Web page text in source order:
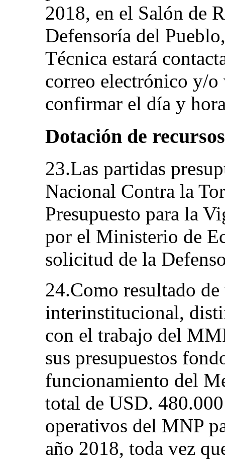
2018, en el Salón de
Defensoría del
Técnica estará
correo electrónico y/
confirmar el día y
Dotación de
23.Las partidas
Nacional Contra la
Presupuesto para la
por el Ministerio de
solicitud de la
24.Como resultado
interinstitucional,
con el trabajo del
sus presupuestos
funcionamiento del
total de USD.
operativos del MNP
año 2018, toda vez